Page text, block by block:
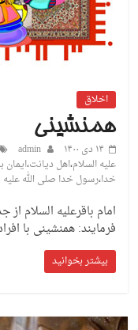
اخلاق
همنشینی
۱۴ دی ۱۴۰۰ admin
علیه السلام،اهل دیانت،ایمان
خدا،رسول خدا صلی الله علیه
امام باقرعلیه السلام
فرمایند: همنشینی با
بیشتر بخوانید